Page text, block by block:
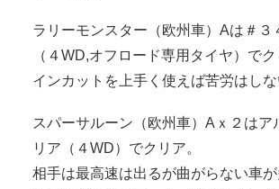
ラリーモンスター（欧州車）Aは＃３
（４WD,オフロード専用タイヤ）でク
インカットを上手く使えば苦労はしな
スパーサルーン（欧州車）Aｘ２はア
リア（４WD）でクリア。
相手は最高速は出るが曲がらない車